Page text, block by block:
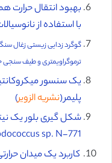
بهبود انتقال حرارت
با استفاده از
گوگرد زدایی زیستی زغال
ترموگراویمتری و طیف سنجی
یک سنسور
پلیمر (نشریه الزویر)
شکل گیری بلور یک
sp. N-771 (
کاربرد یک میدان